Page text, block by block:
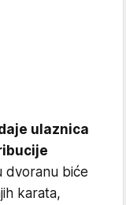
ulaznica
dvoranu biće
karata,